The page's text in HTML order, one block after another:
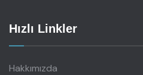
Hızlı Linkler
Hakkımızda